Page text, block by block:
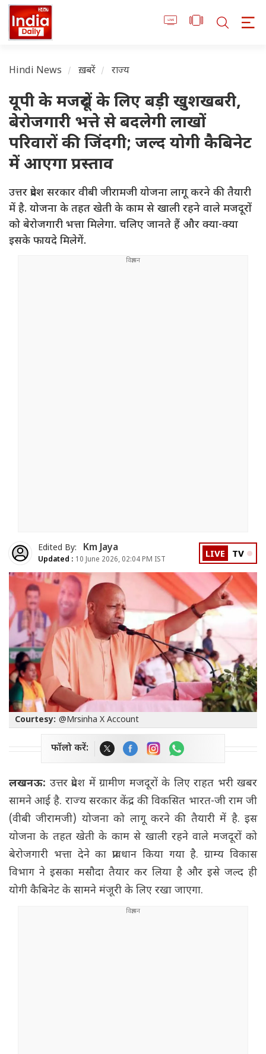
Hindi News ख़बरें राज्य
यूपी के मजदूरों के लिए बड़ी खुशखबरी,
बेरोजगारी भत्ते से बदलेगी लाखों
परिवारों की जिंदगी; जल्द योगी कैबिनेट
में आएगा प्रस्ताव
उत्तर प्रदेश सरकार वीबी जीरामजी योजना लागू करने की तैयारी
में है. योजना के तहत खेती के काम से खाली रहने वाले मजदूरों
को बेरोजगारी भत्ता मिलेगा. चलिए जानते हैं और क्या-क्या
इसके फायदे मिलेगें.
Edited By: Km Jaya
Updated : 10 June 2026, 02:04 PM IST LIVE TV
Courtesy: @Mrsinha X Account
फॉलो करें:
लखनऊ: उत्तर प्रदेश में ग्रामीण मजदूरों के लिए राहत भरी खबर
सामने आई है. राज्य सरकार केंद्र की विकसित भारत-जी राम जी
(वीबी जीरामजी) योजना को लागू करने की तैयारी में है. इस
योजना के तहत खेती के काम से खाली रहने वाले मजदूरों को
बेरोजगारी भत्ता देने का प्रावधान किया गया है. ग्राम्य विकास
विभाग ने इसका मसौदा तैयार कर लिया है और इसे जल्द ही
योगी कैबिनेट के सामने मंजूरी के लिए रखा जाएगा.